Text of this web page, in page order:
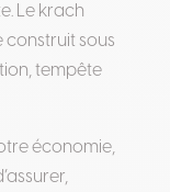
Le krach
construit sous
tempête
économie,